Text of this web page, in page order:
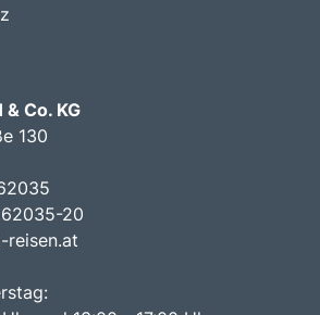
Co. KG
130
20
reisen.at